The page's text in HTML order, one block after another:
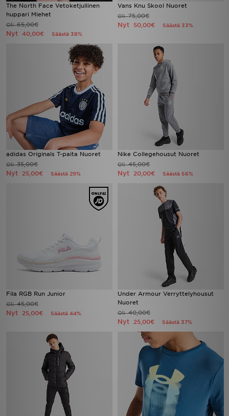
The North Face Vetoketjullinen
huppari Miehet
Oli65,00€
Nyt 40,00€ Säästä 38%
Vans Knu Skool Nuoret
Oli75,00€
Nyt 50,00€ Säästä 33%
adidas Originals T-paita Nuoret
Oli35,00€
Nyt 25,00€ Säästä 29%
Nike Collegehousut Nuoret
Oli45,00€
Nyt 20,00€ Säästä 56%
Fila RGB Run Junior
Oli45,00€
Nyt 25,00€ Säästä 44%
Under Armour Verryttelyhousut
Nuoret
Oli40,00€
Nyt 25,00€ Säästä 37%